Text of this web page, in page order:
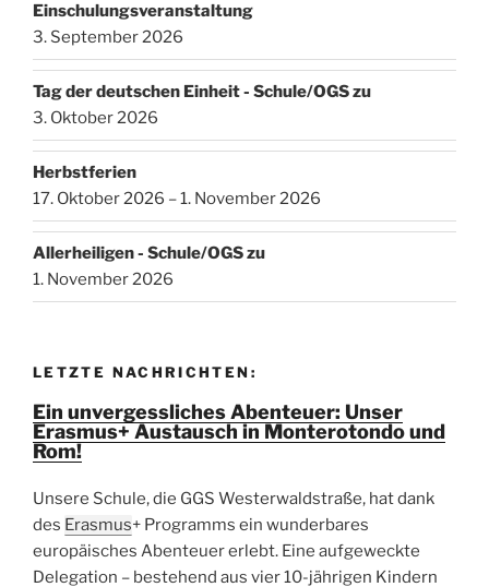
Einschulungsveranstaltung
3. September 2026
Tag der deutschen Einheit - Schule/OGS zu
3. Oktober 2026
Herbstferien
17. Oktober 2026 – 1. November 2026
Allerheiligen - Schule/OGS zu
1. November 2026
LETZTE NACHRICHTEN:
Ein unvergessliches Abenteuer: Unser
Erasmus+ Austausch in Monterotondo und
Rom!
Unsere Schule, die GGS Westerwaldstraße, hat dank
des Erasmus+ Programms ein wunderbares
europäisches Abenteuer erlebt. Eine aufgeweckte
Delegation – bestehend aus vier 10-jährigen Kindern